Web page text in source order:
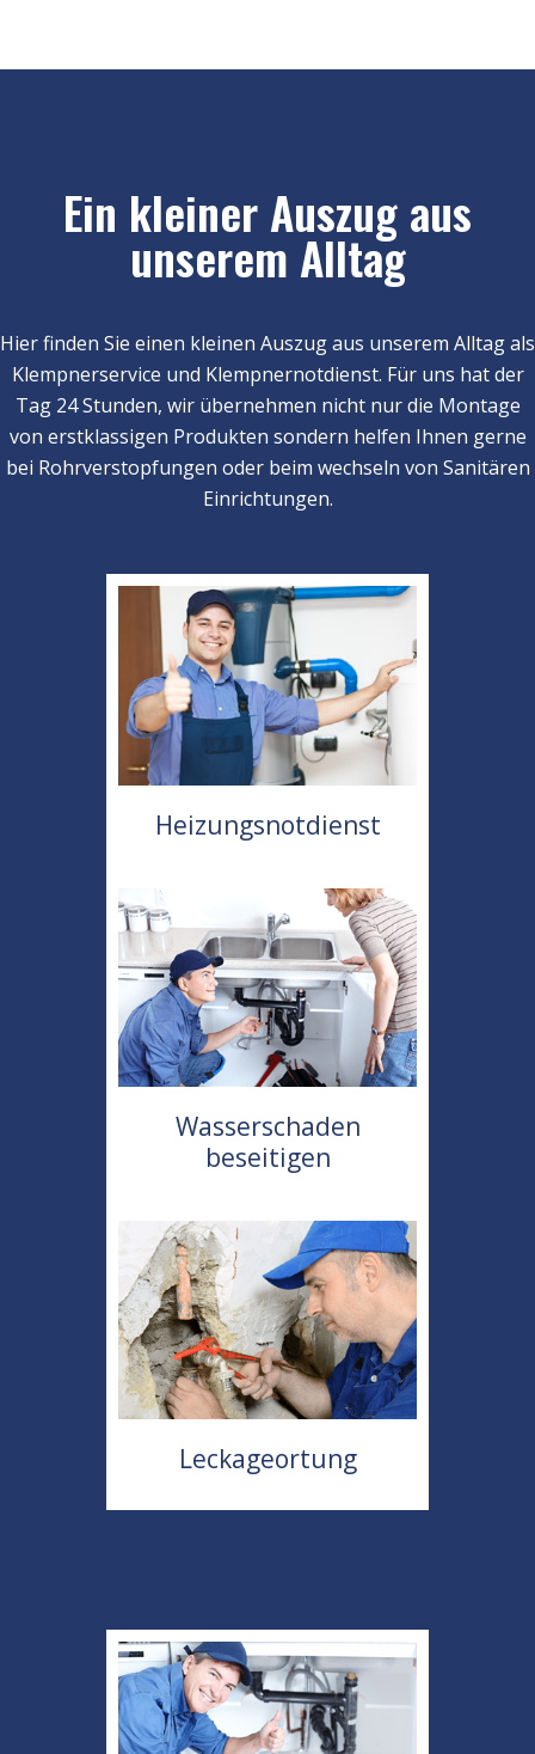
Ein kleiner Auszug aus
unserem Alltag
Hier finden Sie einen kleinen Auszug aus unserem Alltag als
Klempnerservice und Klempnernotdienst. Für uns hat der
Tag 24 Stunden, wir übernehmen nicht nur die Montage
von erstklassigen Produkten sondern helfen Ihnen gerne
bei Rohrverstopfungen oder beim wechseln von Sanitären
Einrichtungen.
Heizungsnotdienst
Wasserschaden
beseitigen
Leckageortung